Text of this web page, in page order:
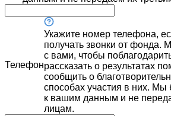
Телефон
Укажите номер телефона,
получать звонки от фонда.
с вами, чтобы
рассказать о результатах
сообщить о
способах участия в них. Мы
к вашим данным и не
лицам.